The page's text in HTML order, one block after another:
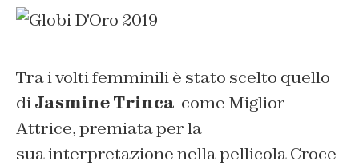
Tra i volti femminili è stato scelto quello
diJasmine Trinca come Miglior
Attrice, premiata per la
sua interpretazione nella pellicola Croce